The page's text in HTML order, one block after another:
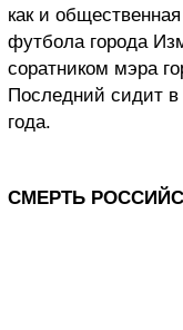
как и
футбола города
соратником мэра
Последний сидит в
года.
СМЕРТЬ